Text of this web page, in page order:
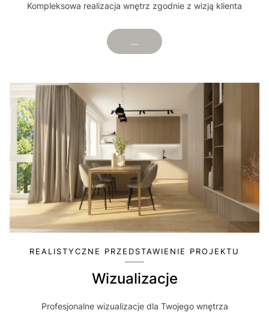
Kompleksowa realizacja wnętrz zgodnie z wizją klienta
...
REALISTYCZNE PRZEDSTAWIENIE PROJEKTU
Wizualizacje
Profesjonalne wizualizacje dla Twojego wnętrza